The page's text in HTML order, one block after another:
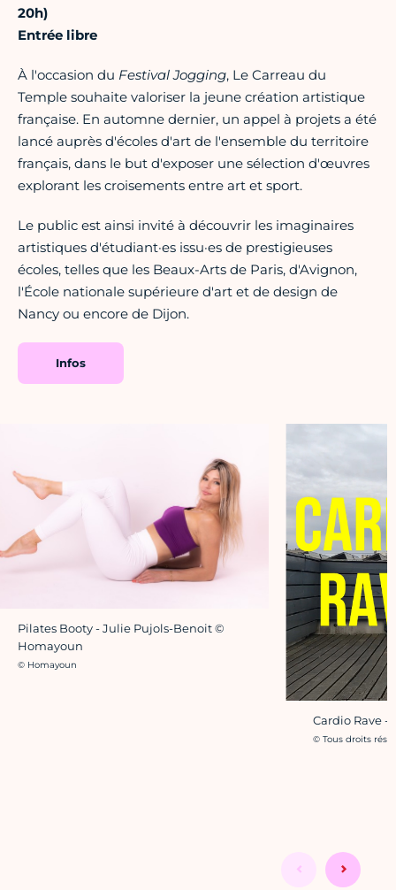
20h)
Entrée libre
À l'occasion du Festival Jogging, Le Carreau du
Temple souhaite valoriser la jeune création artistique
française. En automne dernier, un appel à projets a été
lancé auprès d'écoles d'art de l'ensemble du territoire
français, dans le but d'exposer une sélection d'œuvres
explorant les croisements entre art et sport.
Le public est ainsi invité à découvrir les imaginaires
artistiques d'étudiant·es issu·es de prestigieuses
écoles, telles que les Beaux-Arts de Paris, d'Avignon,
l'École nationale supérieure d'art et de design de
Nancy ou encore de Dijon.
Infos
Pilates Booty - Julie Pujols-Benoit ©
Homayoun
Crédit photo :
© Homayoun
Cardio Rave -
Crédit photo :
© Tous droits